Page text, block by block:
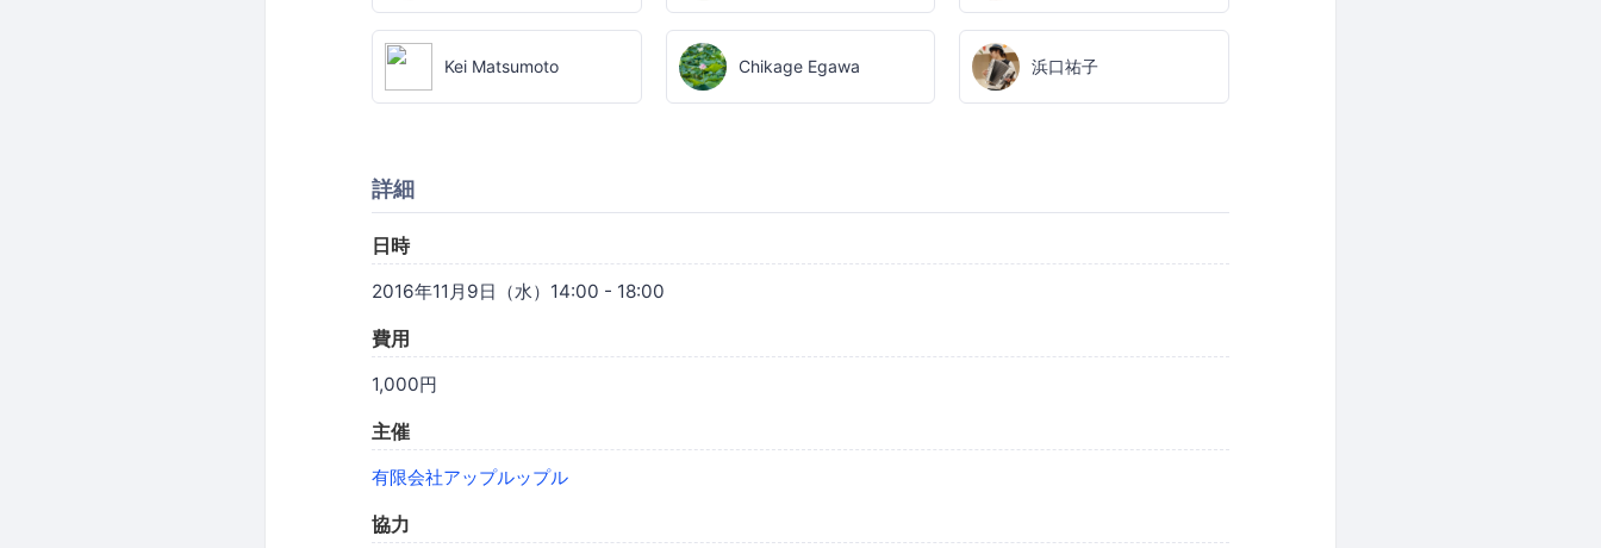
Kei Matsumoto Chikage Egawa 浜口祐子
詳細
日時
2016年11月9日（水）14:00 - 18:00
費用
1,000円
主催
有限会社アップルップル
協力